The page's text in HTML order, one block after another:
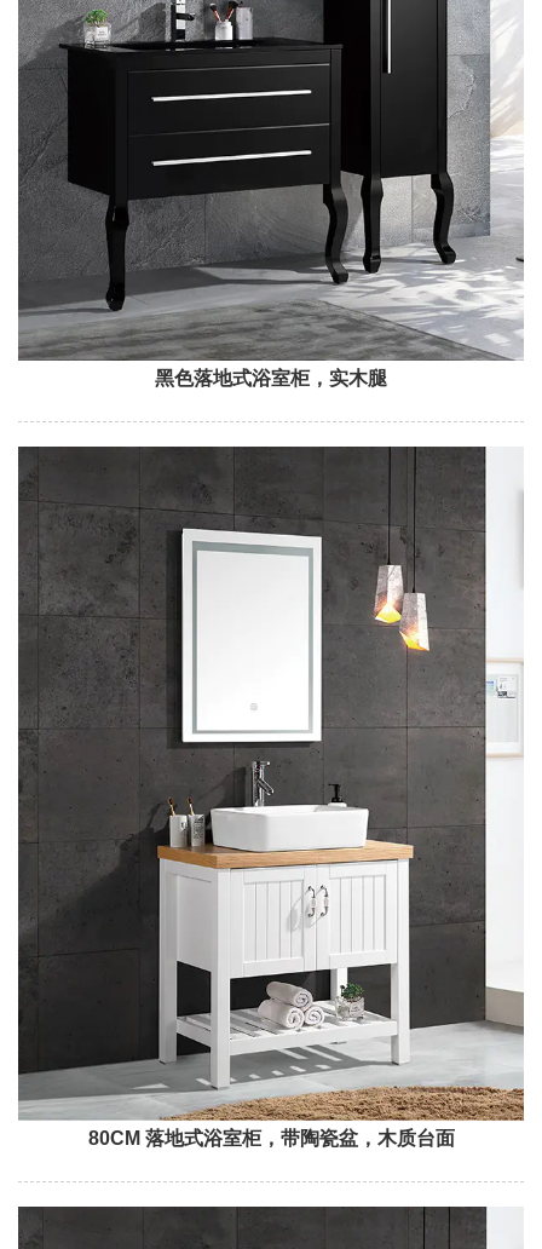
黑色落地式浴室柜，实木腿
80CM 落地式浴室柜，带陶瓷盆，木质台面